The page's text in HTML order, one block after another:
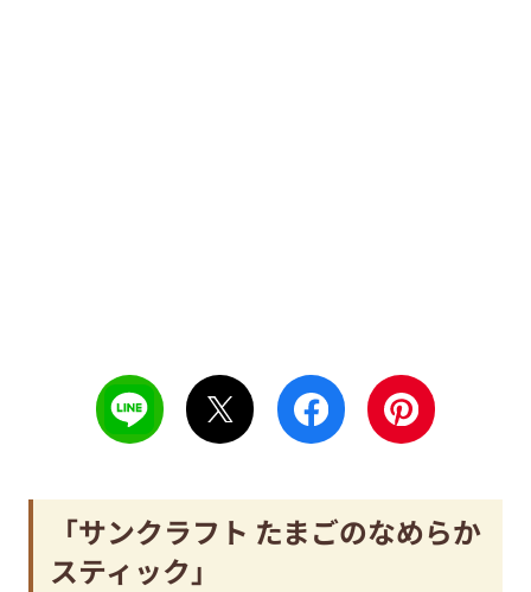
「サンクラフト たまごのなめらか
スティック」